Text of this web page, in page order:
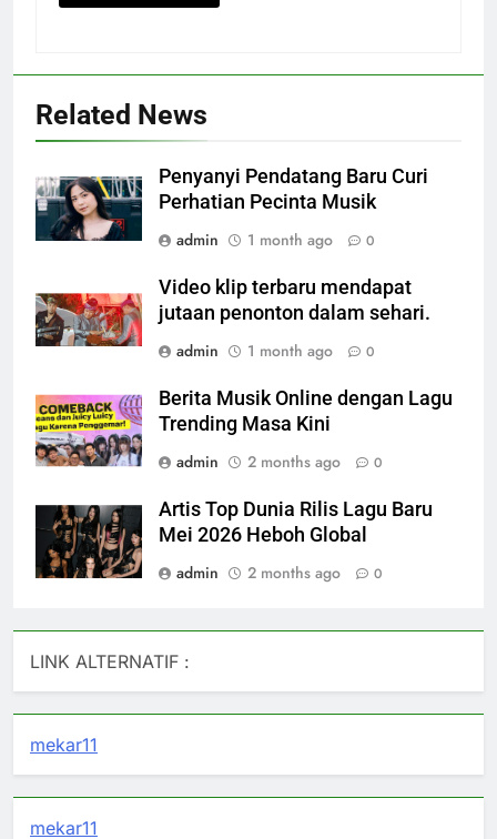
Related News
Penyanyi Pendatang Baru Curi
Perhatian Pecinta Musik
admin
1 month ago 0
Video klip terbaru mendapat
jutaan penonton dalam sehari.
admin
1 month ago 0
Berita Musik Online dengan Lagu
Trending Masa Kini
admin
2 months ago 0
Artis Top Dunia Rilis Lagu Baru
Mei 2026 Heboh Global
admin
2 months ago 0
LINK ALTERNATIF :
mekar11
mekar11